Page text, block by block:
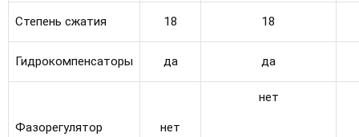
Степень сжатия 18 18
Гидрокомпенсаторы да да
Фазорегулятор нет
нет